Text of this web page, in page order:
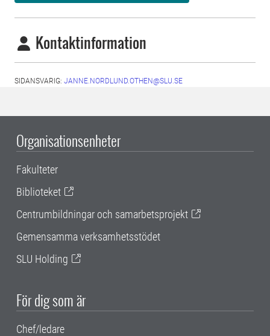
Kontaktinformation
SIDANSVARIG: JANNE.NORDLUND.OTHEN@SLU.SE
Organisationsenheter
Fakulteter
Biblioteket
Centrumbildningar och samarbetsprojekt
Gemensamma verksamhetsstödet
SLU Holding
För dig som är
Chef/ledare